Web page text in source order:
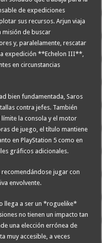
de expediciones
sus recursos. Arjun viaja
de buscar
y, paralelamente, rescatar
expedición **Echelon III**,
en circunstancias
bien fundamentada, Saros
contra jefes. También
la consola y el motor
de juego, el título mantiene
en PlayStation 5 como en
gráficos adicionales.
jugar con
envolvente.
llega a ser un *roguelike*
no tienen un impacto tan
una elección errónea de
muy accesible, a veces